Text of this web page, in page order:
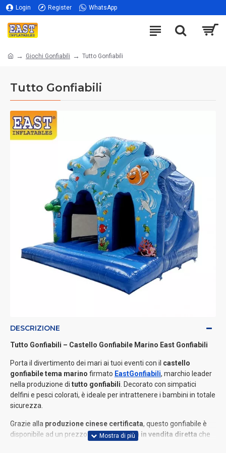
Login Register WhatsApp
Giochi Gonfiabili Tutto Gonfiabili
Tutto Gonfiabili
DESCRIZIONE
Tutto Gonfiabili – Castello Gonfiabile Marino East Gonfiabili
Porta il divertimento dei mari ai tuoi eventi con il castello
gonfiabile tema marino firmato EastGonfiabili, marchio leader
nella produzione di tutto gonfiabili . Decorato con simpatici
delfini e pesci colorati, è ideale per intrattenere i bambini in totale
sicurezza.
Grazie alla produzione cinese certificata, questo gonfiabile è
disponibile ad un prezzo economico , sia in vendita diretta che